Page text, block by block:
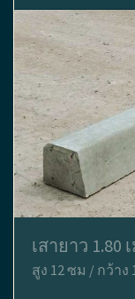
เสายาว 1.80
สูง 12 ซม / กว้าง